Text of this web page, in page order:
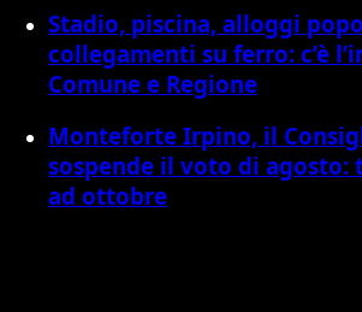
Stadio, piscina, alloggi
collegamenti su ferro: c’è
Comune e Regione
Monteforte Irpino, il
sospende il voto di
ad ottobre